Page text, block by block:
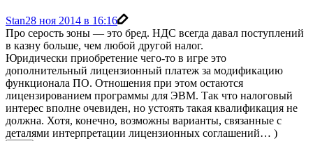
Stan28 ноя 2014 в 16:16
Про серость зоны — это бред. НДС всегда давал поступлений
в казну больше, чем любой другой налог.
Юридически приобретение чего-то в игре это
дополнительный лицензионный платеж за модификацию
функционала ПО. Отношения при этом остаются
лицензированием программы для ЭВМ. Так что налоговый
интерес вполне очевиден, но устоять такая квалификация не
должна. Хотя, конечно, возможны варианты, связанные с
деталями интерпретации лицензионных соглашений… )